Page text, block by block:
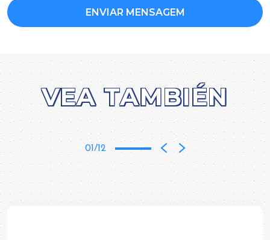
VEA TAMBIÉN
01/12